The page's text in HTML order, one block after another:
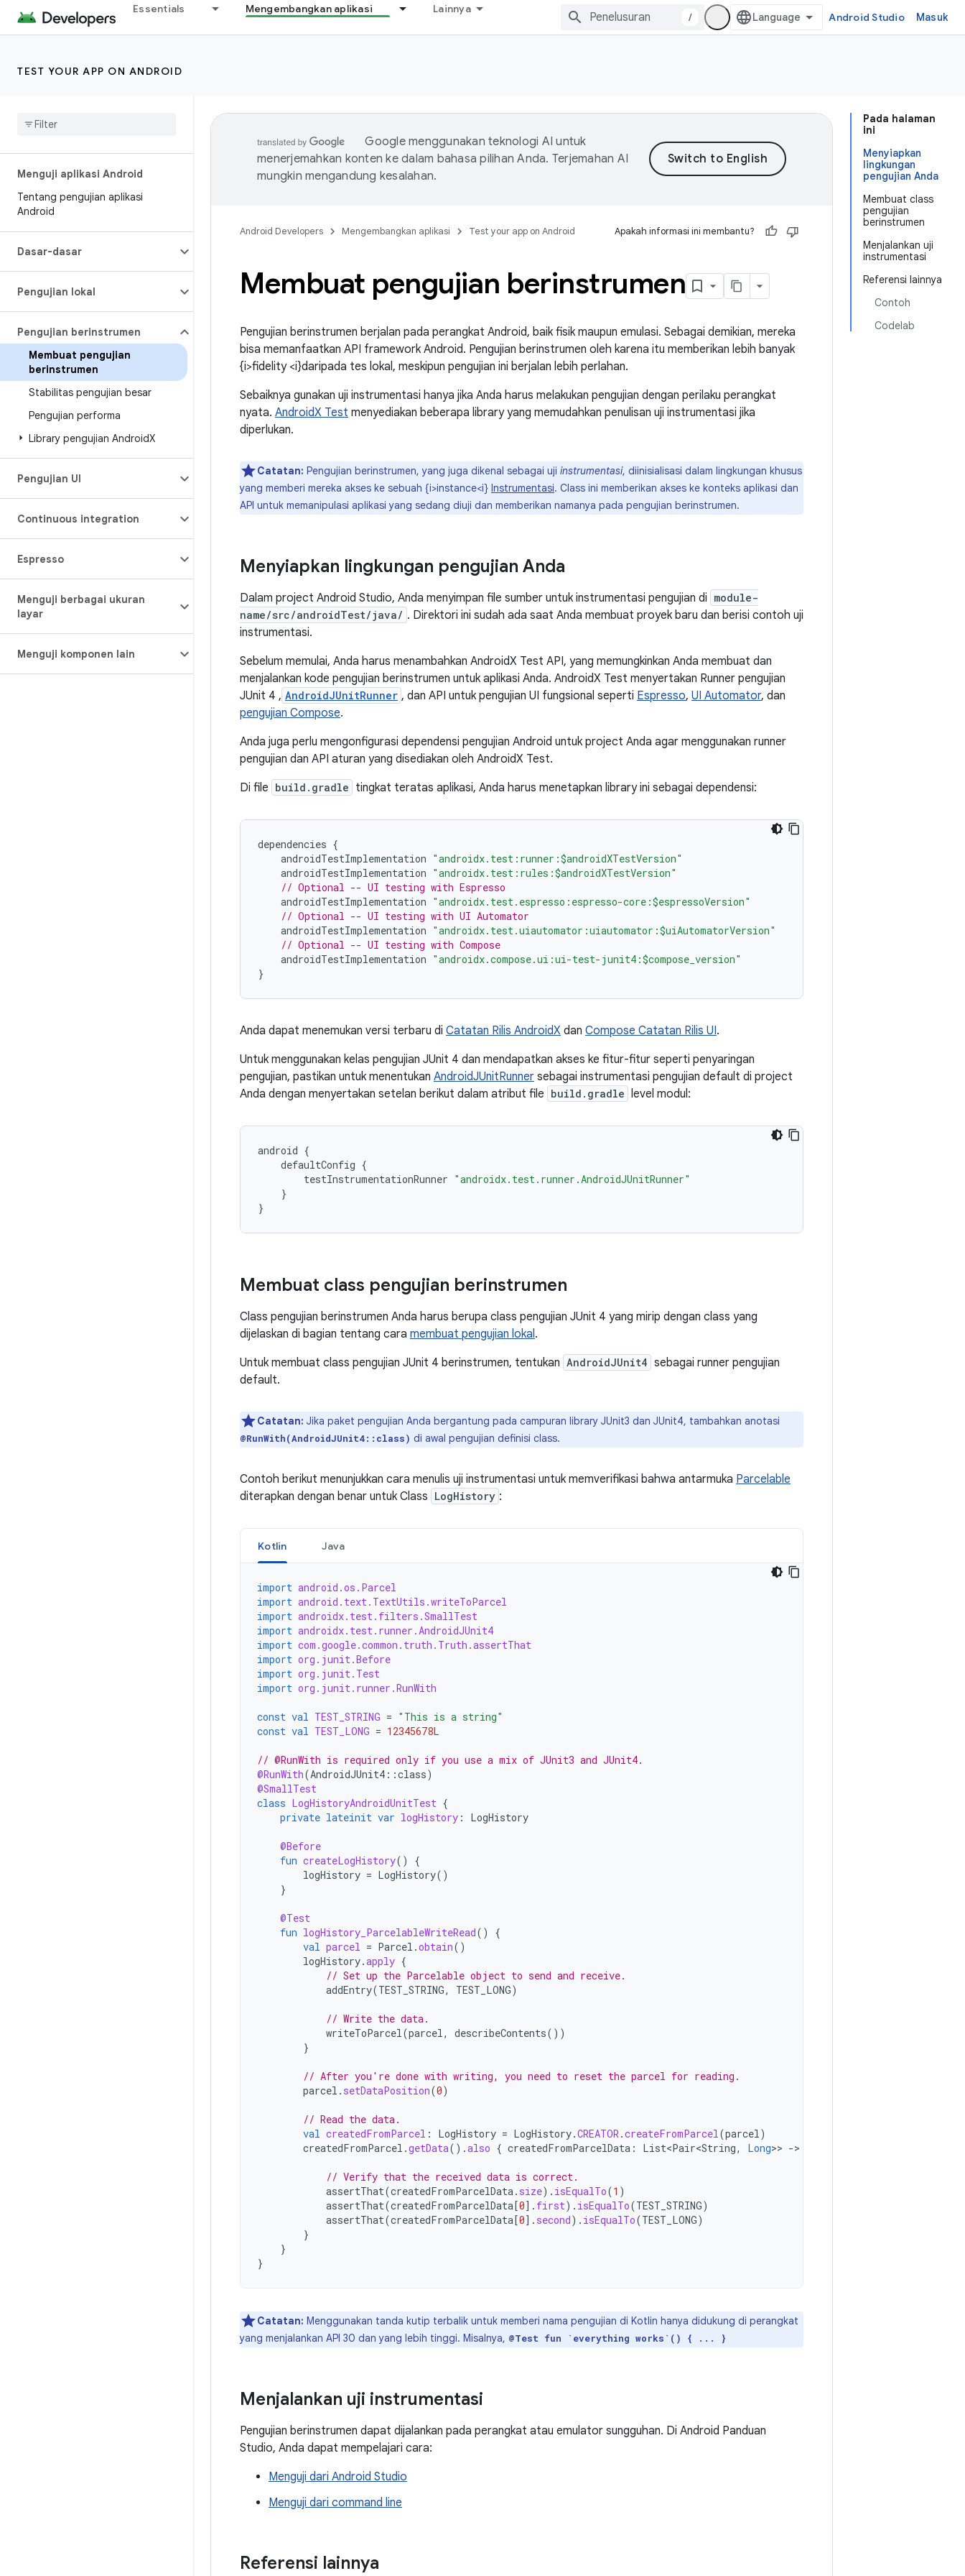
Essentials Mengembangkan aplikasi Lainnya
/ Android Studio Masuk
TEST YOUR APP ON ANDROID
Menguji aplikasi Android
Tentang pengujian aplikasi
Android
Dasar-dasar
Pengujian lokal
Pengujian berinstrumen
Membuat pengujian
berinstrumen
Stabilitas pengujian besar
Pengujian performa
Library pengujian AndroidX
Pengujian UI
Continuous integration
Espresso
Menguji berbagai ukuran
layar
Menguji komponen lain
Pada halaman
ini
Menyiapkan
lingkungan
pengujian Anda
Membuat class
pengujian
berinstrumen
Menjalankan uji
instrumentasi
Referensi lainnya
Contoh
Codelab
Google menggunakan teknologi AI untuk
menerjemahkan konten ke dalam bahasa pilihan Anda. Terjemahan AI
mungkin mengandung kesalahan.
Android Developers Mengembangkan aplikasi Test your app on Android Apakah informasi ini membantu?
Membuat pengujian berinstrumen
Pengujian berinstrumen berjalan pada perangkat Android, baik fisik maupun emulasi. Sebagai demikian, mereka
bisa memanfaatkan API framework Android. Pengujian berinstrumen oleh karena itu memberikan lebih banyak
{i>fidelity <i}daripada tes lokal, meskipun pengujian ini berjalan lebih perlahan.
Sebaiknya gunakan uji instrumentasi hanya jika Anda harus melakukan pengujian dengan perilaku perangkat
nyata. AndroidX Test menyediakan beberapa library yang memudahkan penulisan uji instrumentasi jika
diperlukan.
Catatan: Pengujian berinstrumen, yang juga dikenal sebagai uji instrumentasi, diinisialisasi dalam lingkungan khusus
yang memberi mereka akses ke sebuah {i>instance<i} Instrumentasi. Class ini memberikan akses ke konteks aplikasi dan
API untuk memanipulasi aplikasi yang sedang diuji dan memberikan namanya pada pengujian berinstrumen.
Menyiapkan lingkungan pengujian Anda
Dalam project Android Studio, Anda menyimpan file sumber untuk instrumentasi pengujian di module-
name/src/androidTest/java/ . Direktori ini sudah ada saat Anda membuat proyek baru dan berisi contoh uji
instrumentasi.
Sebelum memulai, Anda harus menambahkan AndroidX Test API, yang memungkinkan Anda membuat dan
menjalankan kode pengujian berinstrumen untuk aplikasi Anda. AndroidX Test menyertakan Runner pengujian
JUnit 4 , AndroidJUnitRunner , dan API untuk pengujian UI fungsional seperti Espresso, UI Automator, dan
pengujian Compose.
Anda juga perlu mengonfigurasi dependensi pengujian Android untuk project Anda agar menggunakan runner
pengujian dan API aturan yang disediakan oleh AndroidX Test.
Di file build.gradle tingkat teratas aplikasi, Anda harus menetapkan library ini sebagai dependensi:
dependencies {
androidTestImplementation "androidx.test:runner:$androidXTestVersion"
androidTestImplementation "androidx.test:rules:$androidXTestVersion"
// Optional -- UI testing with Espresso
androidTestImplementation "androidx.test.espresso:espresso-core:$espressoVersion"
// Optional -- UI testing with UI Automator
androidTestImplementation "androidx.test.uiautomator:uiautomator:$uiAutomatorVersion"
// Optional -- UI testing with Compose
androidTestImplementation "androidx.compose.ui:ui-test-junit4:$compose_version"
}
Anda dapat menemukan versi terbaru di Catatan Rilis AndroidX dan Compose Catatan Rilis UI.
Untuk menggunakan kelas pengujian JUnit 4 dan mendapatkan akses ke fitur-fitur seperti penyaringan
pengujian, pastikan untuk menentukan AndroidJUnitRunner sebagai instrumentasi pengujian default di project
Anda dengan menyertakan setelan berikut dalam atribut file build.gradle level modul:
android {
defaultConfig {
testInstrumentationRunner "androidx.test.runner.AndroidJUnitRunner"
}
}
Membuat class pengujian berinstrumen
Class pengujian berinstrumen Anda harus berupa class pengujian JUnit 4 yang mirip dengan class yang
dijelaskan di bagian tentang cara membuat pengujian lokal.
Untuk membuat class pengujian JUnit 4 berinstrumen, tentukan AndroidJUnit4 sebagai runner pengujian
default.
Catatan: Jika paket pengujian Anda bergantung pada campuran library JUnit3 dan JUnit4, tambahkan anotasi
@RunWith(AndroidJUnit4::class) di awal pengujian definisi class.
Contoh berikut menunjukkan cara menulis uji instrumentasi untuk memverifikasi bahwa antarmuka Parcelable
diterapkan dengan benar untuk Class LogHistory :
Kotlin Java
import android.os.Parcel
import android.text.TextUtils.writeToParcel
import androidx.test.filters.SmallTest
import androidx.test.runner.AndroidJUnit4
import com.google.common.truth.Truth.assertThat
import org.junit.Before
import org.junit.Test
import org.junit.runner.RunWith
const val TEST_STRING = "This is a string"
const val TEST_LONG = 12345678L
// @RunWith is required only if you use a mix of JUnit3 and JUnit4.
@RunWith(AndroidJUnit4 ::class)
@SmallTest
class LogHistoryAndroidUnitTest {
private lateinit var logHistory : LogHistory
@Before
fun createLogHistory()
{
logHistory = LogHistory()
}
@Test
fun logHistory_ParcelableWriteRead()
{
val parcel = Parcel .obtain()
logHistory.apply {
// Set up the Parcelable object to send and receive.
addEntry(TEST_STRING, TEST_LONG)
// Write the data.
writeToParcel(parcel, describeContents())
}
// After you're done with writing, you need to reset the parcel for reading.
parcel . setDataPosition(0)
// Read the data.
val createdFromParcel : LogHistory = LogHistory.CREATOR .createFromParcel(parcel)
createdFromParcel .getData().also { createdFromParcelData : List<Pair<String, Long>> ->
// Verify that the received data is correct.
assertThat(createdFromParcelData. size). isEqualTo(1 )
assertThat(createdFromParcelData[0] . first). isEqualTo(TEST_STRING)
assertThat(createdFromParcelData[0] . second). isEqualTo(TEST_LONG)
}
}
}
Catatan: Menggunakan tanda kutip terbalik untuk memberi nama pengujian di Kotlin hanya didukung di perangkat
yang menjalankan API 30 dan yang lebih tinggi. Misalnya, @Test fun `everything works`() { ... }
Menjalankan uji instrumentasi
Pengujian berinstrumen dapat dijalankan pada perangkat atau emulator sungguhan. Di Android Panduan
Studio, Anda dapat mempelajari cara:
Menguji dari Android Studio
Menguji dari command line
Referensi lainnya